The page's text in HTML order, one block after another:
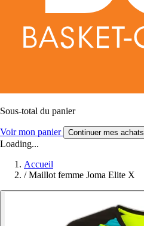
Sous-total du panier
Voir mon panier Continuer mes achats
Loading...
Accueil
/ Maillot femme Joma Elite X